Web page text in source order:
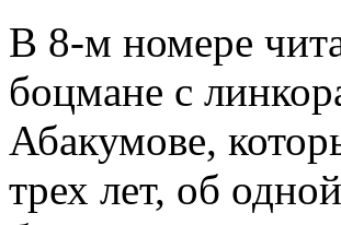
В 8-м номере
боцмане с
Абакумове,
трех лет, об